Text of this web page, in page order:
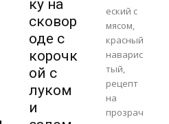
ку на
сковор
оде с
корочк
ой с
луком
и
еский с
мясом,
красный
наварис
тый,
рецепт
на
прозрач